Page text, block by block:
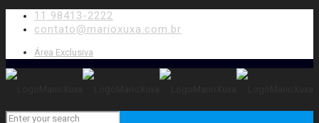
11 98413-2222
contato@marioxuxa.com.br
Área Exclusiva